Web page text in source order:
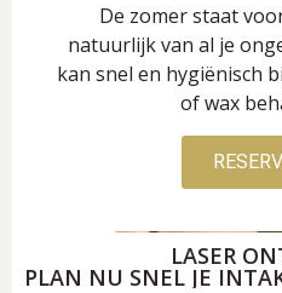
De zomer staat
natuurlijk van al je
kan snel en hygiënisch
of wax
LASER
PLAN NU SNEL JE